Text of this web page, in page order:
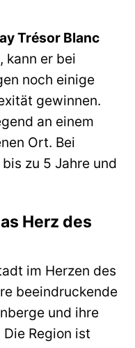
Trésor Blanc
kann er bei
noch einige
gewinnen.
an einem
Ort. Bei
zu 5 Jahre und
Herz des
im Herzen des
beeindruckende
und ihre
Region ist